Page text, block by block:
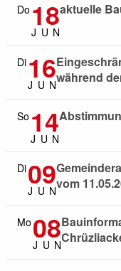
Do 18
J U N
aktuelle
Di 16
J U Nwährend
So 14
J U N
Di09
J U Nvom
Mo 08
J U N